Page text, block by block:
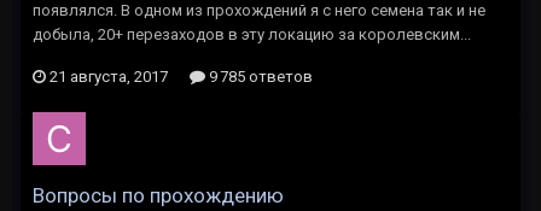
появлялся. В одном из прохождений я с него семена так и не
добыла, 20+ перезаходов в эту локацию за королевским...
21 августа, 2017 9 785 ответов
Вопросы по прохождению